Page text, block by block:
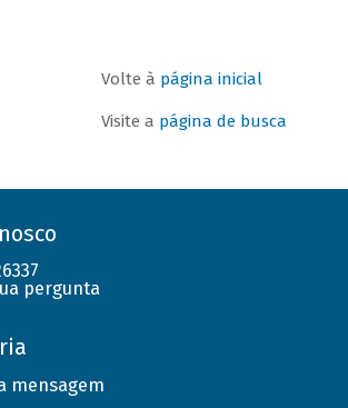
Volte à página inicial
Visite a página de busca
pergunta
mensagem